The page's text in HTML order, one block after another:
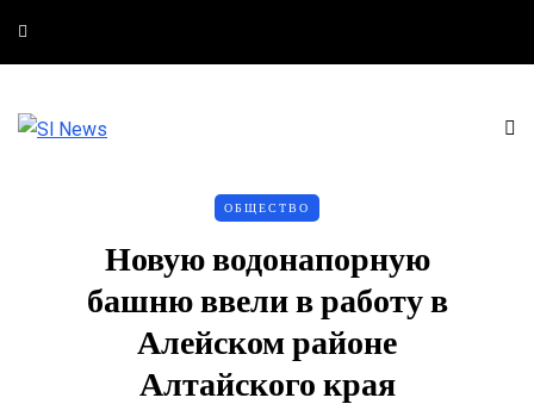
ОБЩЕСТВО
Новую водонапорную
башню ввели в работу в
Алейском районе
Алтайского края